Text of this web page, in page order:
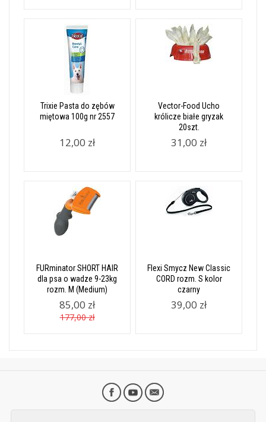
Trixie Pasta do zębów
miętowa 100g nr 2557
12,00 zł
Vector-Food Ucho
królicze białe gryzak
20szt.
31,00 zł
FURminator SHORT HAIR
dla psa o wadze 9-23kg
rozm. M (Medium)
85,00 zł
177,00 zł
Flexi Smycz New Classic
CORD rozm. S kolor
czarny
39,00 zł